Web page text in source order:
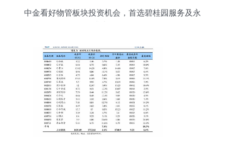
中金看好物管板块投资机会，首选碧桂园服务及永